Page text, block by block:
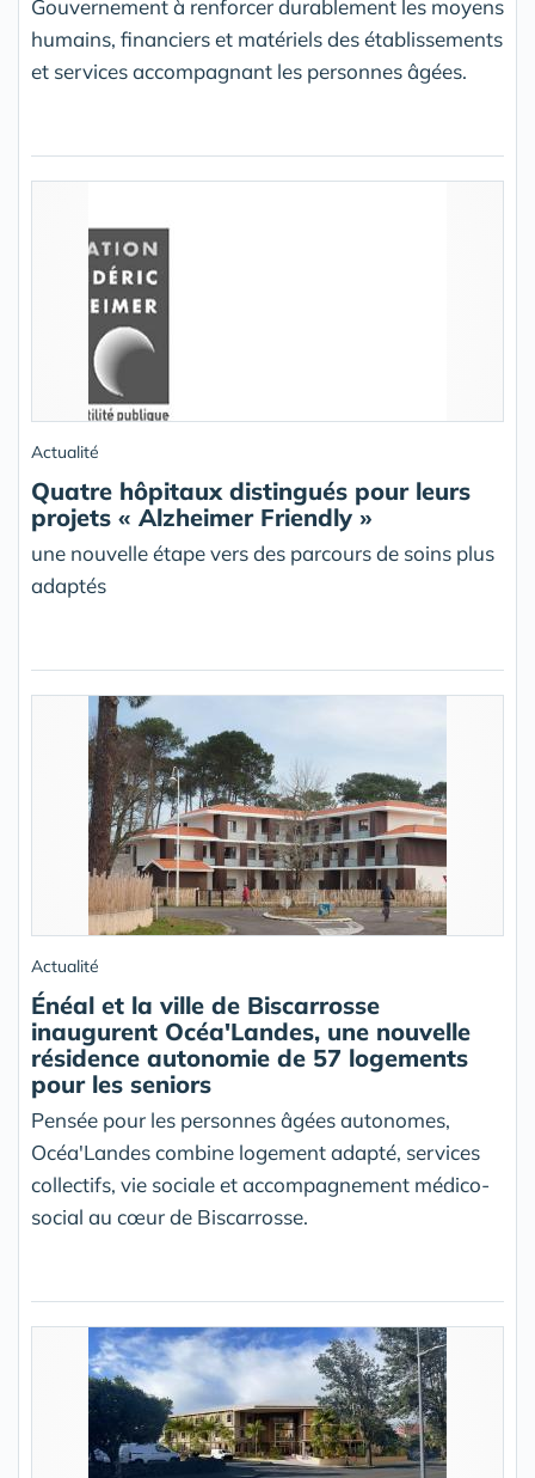
Gouvernement à renforcer durablement les moyens
humains, financiers et matériels des établissements
et services accompagnant les personnes âgées.
Actualité
Quatre hôpitaux distingués pour leurs
projets « Alzheimer Friendly »
une nouvelle étape vers des parcours de soins plus
adaptés
Actualité
Énéal et la ville de Biscarrosse
inaugurent Océa'Landes, une nouvelle
résidence autonomie de 57 logements
pour les seniors
Pensée pour les personnes âgées autonomes,
Océa'Landes combine logement adapté, services
collectifs, vie sociale et accompagnement médico-
social au cœur de Biscarrosse.